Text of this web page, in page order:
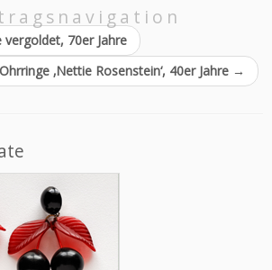
vergoldet, 70er Jahre
‚Nettie Rosenstein‘, 40er Jahre →